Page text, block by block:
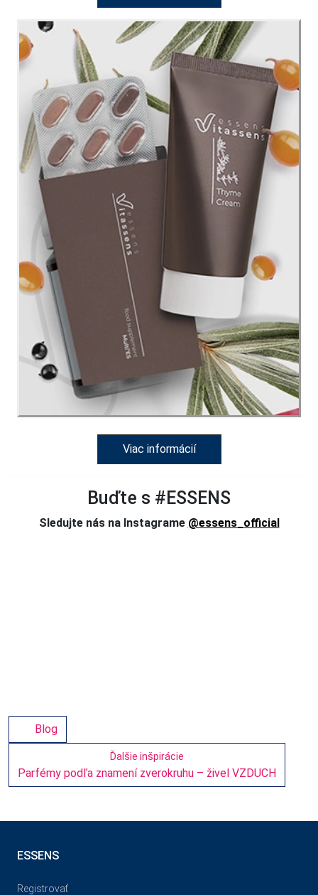
Viac informácií
Buďte s #ESSENS
Sledujte nás na Instagrame @essens_official
Blog
Ďalšie inšpirácie
Parfémy podľa znamení zverokruhu – živel VZDUCH
ESSENS
Registrovať